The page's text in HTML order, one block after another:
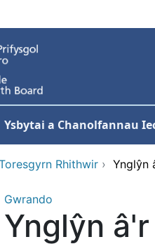
Ysbytai a Chanolfannau
Rhithwir › Ynglŷn
Gwrando
Ynglŷn